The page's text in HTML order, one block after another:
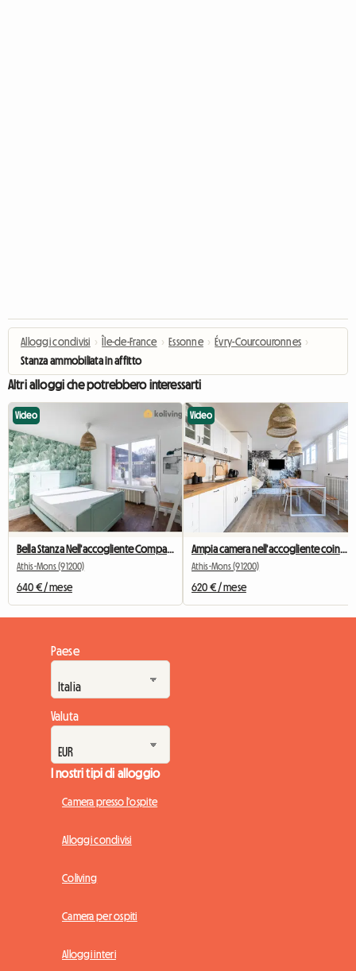
Alloggi condivisi › Île-de-France › Essonne › Évry-Courcouronnes ›
Stanza ammobiliata in affitto
Altri alloggi che potrebbero interessarti
Video
Bella Stanza Nell'accogliente Compagno Di Stanza # 2
Athis-Mons (91200)
640 € / mese
Video
Ampia camera nell'accogliente coinquilino n. 5 di New York vicino a Olry
Athis-Mons (91200)
620 € / mese
Paese
Valuta
I nostri tipi di alloggio
Camera presso l'ospite
Alloggi condivisi
Coliving
Camera per ospiti
Alloggi interi